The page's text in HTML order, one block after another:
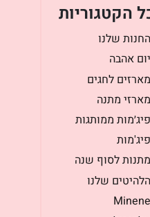
הקטגוריות
החנות שלנו
יום אהבה
מארזים לחגים
מארזי מתנה
פיג׳מות ממותגות
פיג'מות
מתנות לסוף שנה
הלהיטים שלנו
Minene